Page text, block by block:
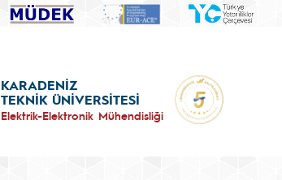
KARADENİZ
TEKNİK ÜNİVERSİTESİ
Elektrik-Elektronik Mühendisliği